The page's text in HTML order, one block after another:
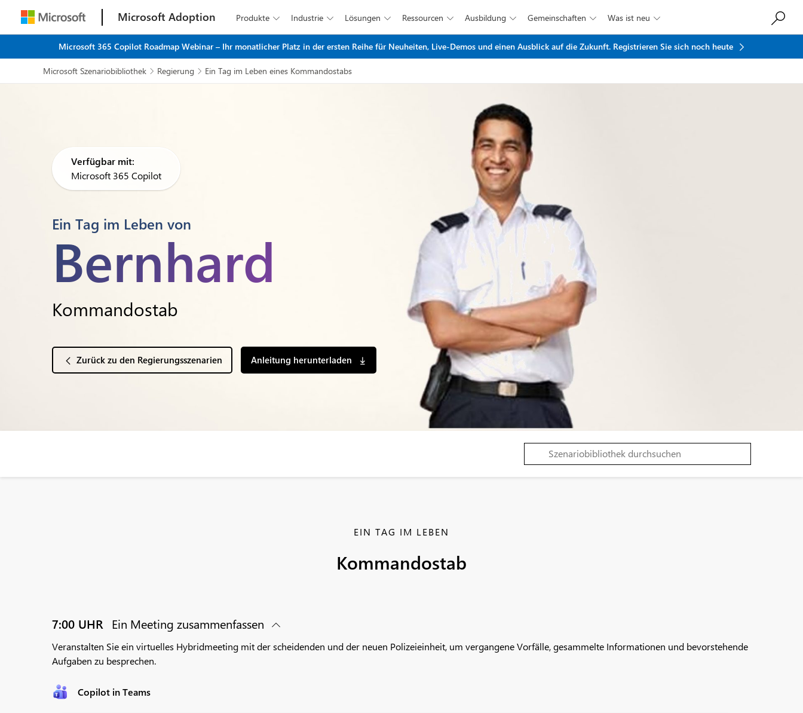
Zum Hauptinhalt springen
Microsoft Adoption Produkte  Industrie  Lösungen  Ressourcen  Ausbildung  Gemeinschaften  Was ist neu 
Microsoft 365 Copilot Roadmap Webinar – Ihr monatlicher Platz in der ersten Reihe für Neuheiten, Live-Demos und einen Ausblick auf die Zukunft. Registrieren Sie sich noch heute
Microsoft Szenariobibliothek  Regierung  Ein Tag im Leben eines Kommandostabs
Verfügbar mit:
Microsoft 365 Copilot
Ein Tag im Leben von
Bernhard
Kommandostab
Zurück zu den Regierungsszenarien Anleitung herunterladen
EIN TAG IM LEBEN
Kommandostab
7:00 UHR Ein Meeting zusammenfassen
Veranstalten Sie ein virtuelles Hybridmeeting mit der scheidenden und der neuen Polizeieinheit, um vergangene Vorfälle, gesammelte Informationen und bevorstehende
Aufgaben zu besprechen.
Copilot in Teams